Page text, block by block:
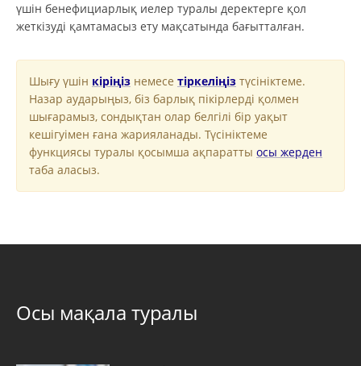
үшін бенефициарлық иелер туралы деректерге қол
жеткізуді қамтамасыз ету мақсатында бағытталған.
Шығу үшін кіріңіз немесе тіркеліңіз түсініктеме.
Назар аударыңыз, біз барлық пікірлерді қолмен
шығарамыз, сондықтан олар белгілі бір уақыт
кешігуімен ғана жарияланады. Түсініктеме
функциясы туралы қосымша ақпаратты осы жерден
таба аласыз.
Осы мақала туралы